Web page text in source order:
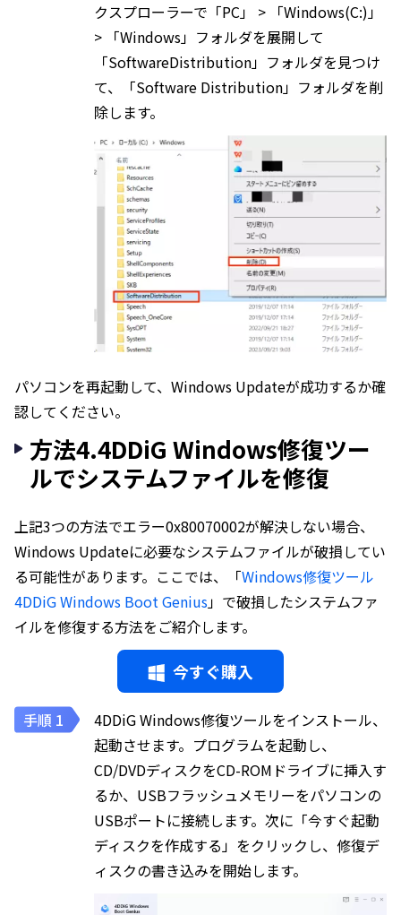
クスプローラーで「PC」 > 「Windows(C:)」
> 「Windows」フォルダを展開して
「SoftwareDistribution」フォルダを見つけ
て、「Software Distribution」フォルダを削
除します。
パソコンを再起動して、Windows Updateが成功するか確
認してください。
方法4.4DDiG Windows修復ツー
ルでシステムファイルを修復
上記3つの方法でエラー0x80070002が解決しない場合、
Windows Updateに必要なシステムファイルが破損してい
る可能性があります。ここでは、「Windows修復ツール
4DDiG Windows Boot Genius」で破損したシステムファ
イルを修復する方法をご紹介します。
今すぐ購入
4DDiG Windows修復ツールをインストール、
起動させます。プログラムを起動し、
CD/DVDディスクをCD-ROMドライブに挿入す
るか、USBフラッシュメモリーをパソコンの
USBポートに接続します。次に「今すぐ起動
ディスクを作成する」をクリックし、修復デ
ィスクの書き込みを開始します。